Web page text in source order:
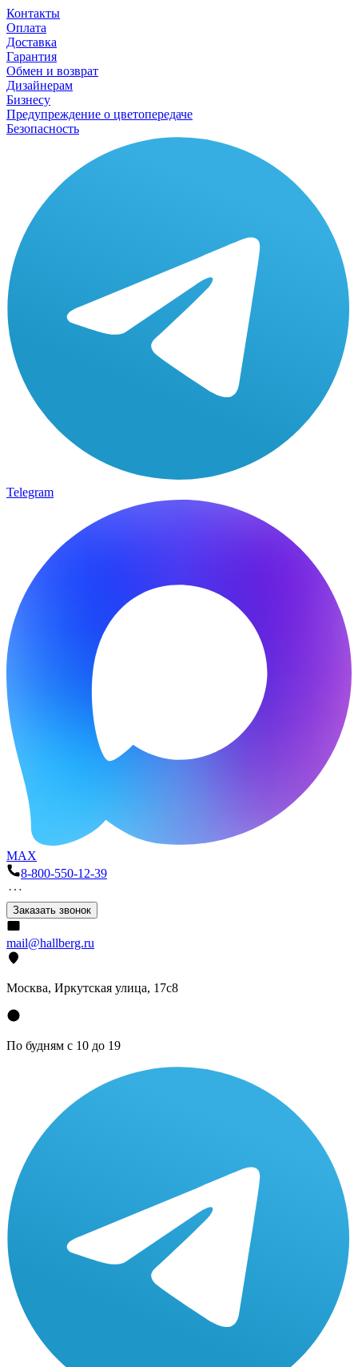
Контакты
Оплата
Доставка
Гарантия
Обмен и возврат
Дизайнерам
Бизнесу
Предупреждение о цветопередаче
Безопасность
Telegram
MAX
8-800-550-12-39
Заказать звонок
mail@hallberg.ru
Москва, Иркутская улица, 17с8
По будням с 10 до 19